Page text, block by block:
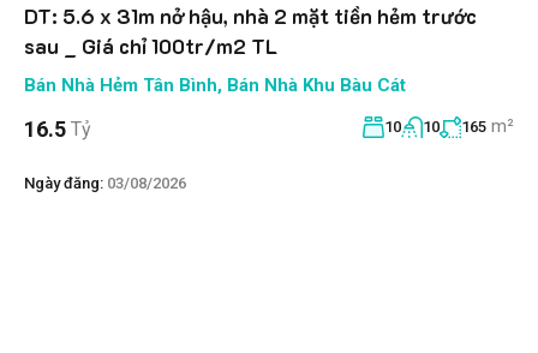
DT: 5.6 x 31m nở hậu, nhà 2 mặt tiền hẻm trước
sau _ Giá chỉ 100tr/m2 TL
Bán Nhà Hẻm Tân Bình, Bán Nhà Khu Bàu Cát
16.5 Tỷ 10 10 165 m²
Ngày đăng: 03/08/2026